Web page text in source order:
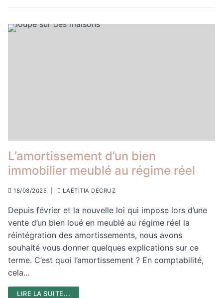
L’amortissement d’un bien
immobilier meublé au régime réel
18/08/2025 LAËTITIA DECRUZ
Depuis février et la nouvelle loi qui impose lors d’une
vente d’un bien loué en meublé au régime réel la
réintégration des amortissements, nous avons
souhaité vous donner quelques explications sur ce
terme. C’est quoi l’amortissement ? En comptabilité,
cela…
LIRE LA SUITE...